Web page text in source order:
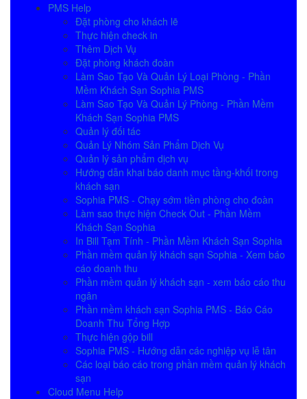
PMS Help
Đặt phòng cho khách lẽ
Thực hiện check in
Thêm Dịch Vụ
Đặt phòng khách đoàn
Làm Sao Tạo Và Quản Lý Loại Phòng - Phần
Mềm Khách Sạn Sophia PMS
Làm Sao Tạo Và Quản Lý Phòng - Phần Mềm
Khách Sạn Sophia PMS
Quản lý đối tác
Quản Lý Nhóm Sản Phẩm Dịch Vụ
Quản lý sản phẩm dịch vụ
Hướng dẫn khai báo danh mục tầng-khối trong
khách sạn
Sophia PMS - Chạy sớm tiền phòng cho đoàn
Làm sao thực hiện Check Out - Phần Mềm
Khách Sạn Sophia
In Bill Tạm Tính - Phần Mềm Khách Sạn Sophia
Phần mềm quản lý khách sạn Sophia - Xem báo
cáo doanh thu
Phần mềm quản lý khách sạn - xem báo cáo thu
ngân
Phần mềm khách sạn Sophia PMS - Báo Cáo
Doanh Thu Tổng Hợp
Thực hiện gộp bill
Sophia PMS - Hướng dẫn các nghiệp vụ lễ tân
Các loại báo cáo trong phần mềm quản lý khách
sạn
Cloud Menu Help